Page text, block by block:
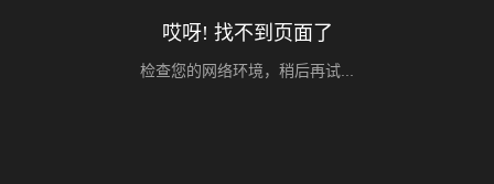
哎呀! 找不到页面了
检查您的网络环境，稍后再试...